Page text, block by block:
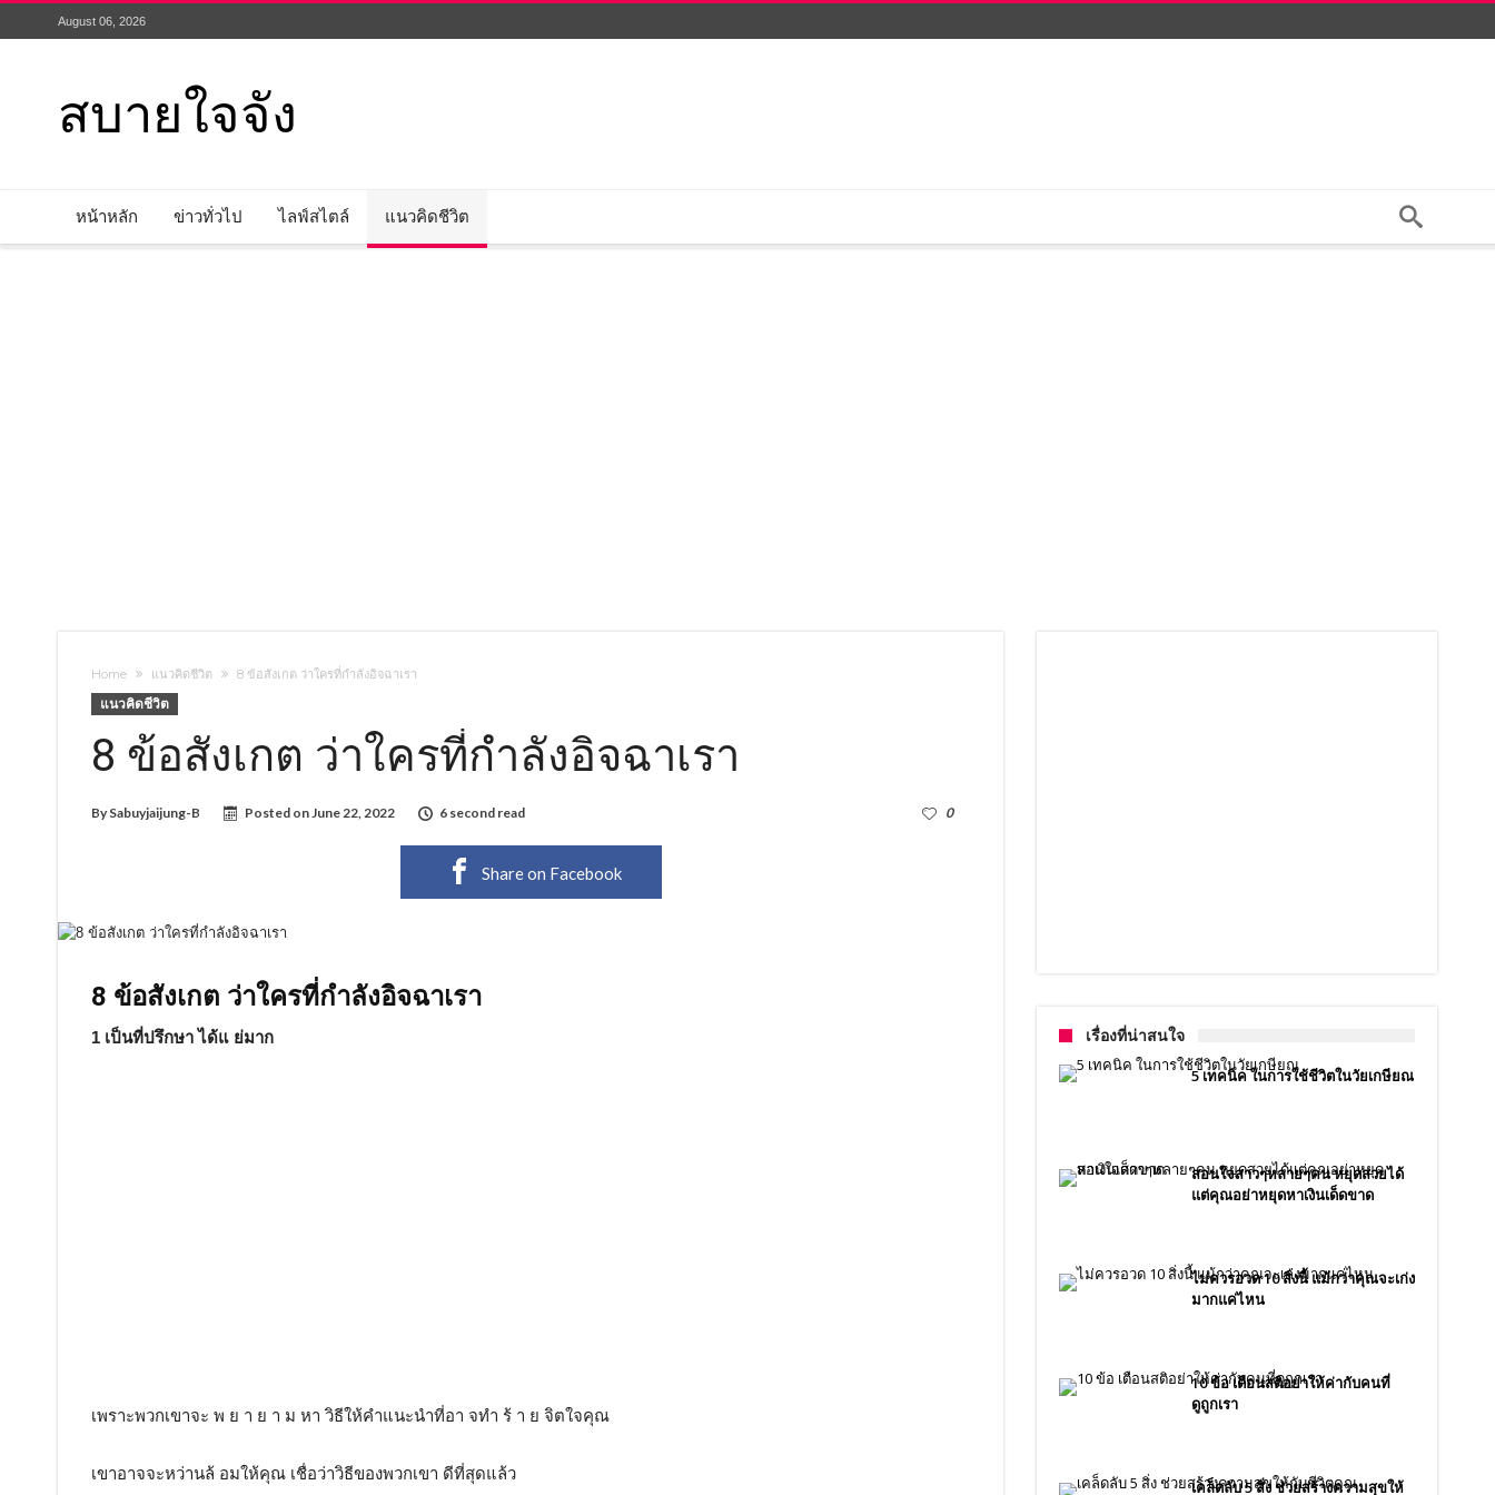
August 06, 2026
สบายใจจัง
หน้าหลัก ข่าวทั่วไป ไลฟ์สไตล์ แนวคิดชีวิต
Home แนวคิดชีวิต 8 ข้อสังเกต ว่าใครที่กำลังอิจฉาเรา
แนวคิดชีวิต
8 ข้อสังเกต ว่าใครที่กำลังอิจฉาเรา
By Sabuyjaijung-B Posted onJune 22, 2022 6 second read 0
Share on Facebook
8 ข้อสังเกต ว่าใครที่กำลังอิจฉาเรา
1 เป็นที่ปรึกษา ได้แ ย่มาก
เพราะพวกเขาจะ พ ย า ย า ม หา วิธีให้คำแนะนำที่อา จทำ ร้ า ย จิตใจคุณ
เขาอาจจะหว่านล้ อมให้คุณ เชื่อว่าวิธีของพวกเขา ดีที่สุดแล้ว
เรื่องที่น่าสนใจ
5 เทคนิค ในการใช้ชีวิตในวัยเกษียณ
สอนใจสาวๆหลายๆคน หยุดสวยได้
แต่คุณอย่าหยุดหาเงินเด็ดขาด
ไม่ควรอวด 10 สิ่งนี้ แม้กว่าคุณจะเก่ง
มากแค่ไหน
10 ข้อ เตือนสติอย่าให้ค่ากับคนที่
ดูถูกเรา
เคล็ดลับ 5 สิ่ง ช่วยสร้างความสุขให้